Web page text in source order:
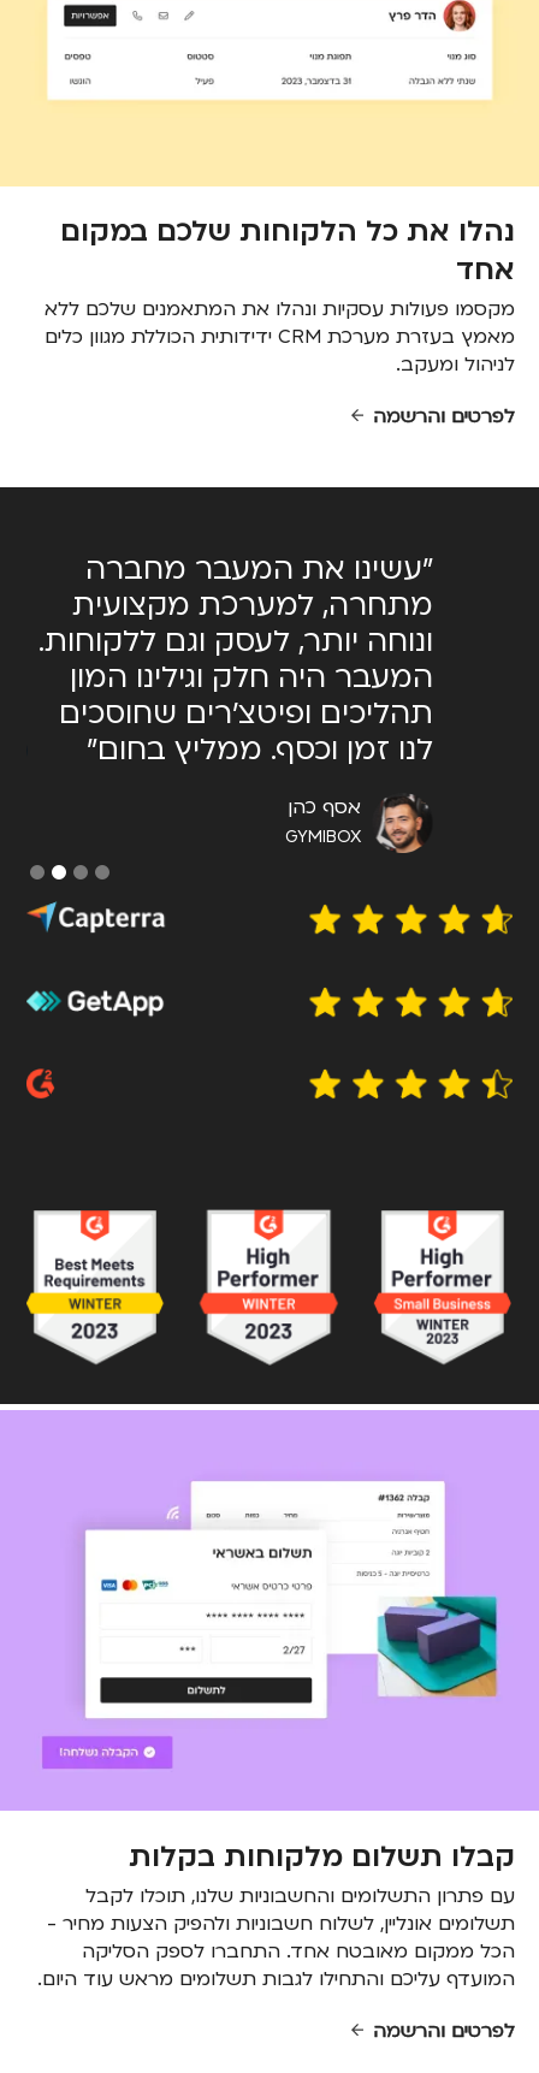
נהלו את כל הלקוחות שלכם במקום
אחד
מקסמו פעולות עסקיות ונהלו את המתאמנים שלכם ללא
מאמץ בעזרת מערכת CRM ידידותית הכוללת מגוון כלים
לניהול ומעקב.
לפרטים והרשמה
"עשינו את המעבר מחברה
מתחרה, למערכת מקצועית
ונוחה יותר, לעסק וגם ללקוחות.
המעבר היה חלק וגילינו המון
תהליכים ופיטצ׳רים שחוסכים
לנו זמן וכסף. ממליץ בחום"
אסף כהן
GYMIBOX
Slide 2 of 4.
קבלו תשלום מלקוחות בקלות
עם פתרון התשלומים והחשבוניות שלנו, תוכלו לקבל
תשלומים אונליין, לשלוח חשבוניות ולהפיק הצעות מחיר -
הכל ממקום מאובטח אחד. התחברו לספק הסליקה
המועדף עליכם והתחילו לגבות תשלומים מראש עוד היום.
לפרטים והרשמה